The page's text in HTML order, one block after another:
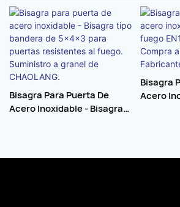
Bisagra Para Puerta De
Acero Inoxidable - Bisagra
De CHAOLANG.
Bisagra
Acero